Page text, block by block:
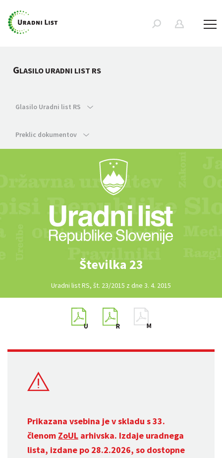
GLASILO URADNI LIST RS
Glasilo Uradni list RS
Preklic dokumentov
Številka 23
Uradni list RS, št. 23/2015 z dne 3. 4. 2015
Prikazana vsebina je v skladu s 33.
členom ZoUL arhivska. Izdaje uradnega
lista, izdane po 28.2.2026, so dostopne